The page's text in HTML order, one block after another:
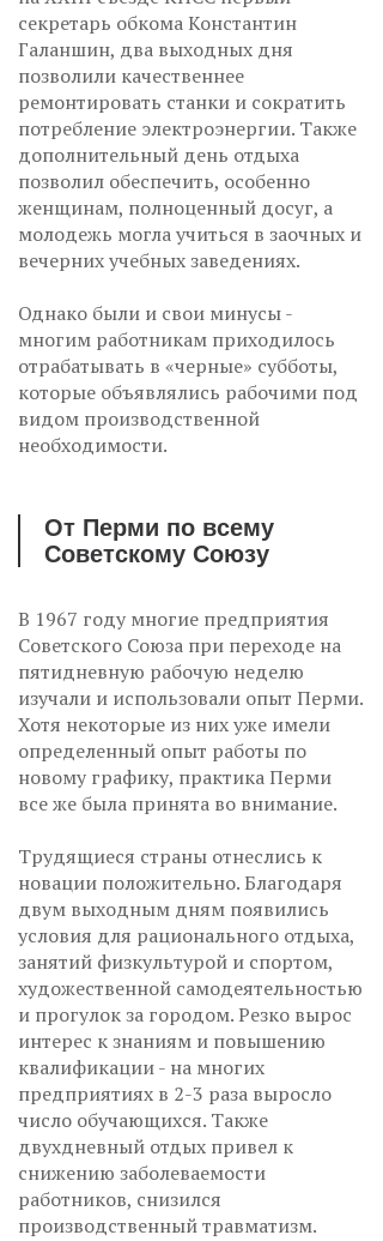
секретарь обкома Константин
Галаншин, два выходных дня
позволили качественнее
ремонтировать станки и сократить
потребление электроэнергии. Также
дополнительный день отдыха
позволил обеспечить, особенно
женщинам, полноценный досуг, а
молодежь могла учиться в заочных и
вечерних учебных заведениях.
Однако были и свои минусы -
многим работникам приходилось
отрабатывать в «черные» субботы,
которые объявлялись рабочими под
видом производственной
необходимости.
От Перми по всему
Советскому Союзу
В 1967 году многие предприятия
Советского Союза при переходе на
пятидневную рабочую неделю
изучали и использовали опыт Перми.
Хотя некоторые из них уже имели
определенный опыт работы по
новому графику, практика Перми
все же была принята во внимание.
Трудящиеся страны отнеслись к
новации положительно. Благодаря
двум выходным дням появились
условия для рационального отдыха,
занятий физкультурой и спортом,
художественной самодеятельностью
и прогулок за городом. Резко вырос
интерес к знаниям и повышению
квалификации - на многих
предприятиях в 2-3 раза выросло
число обучающихся. Также
двухдневный отдых привел к
снижению заболеваемости
работников, снизился
производственный травматизм.